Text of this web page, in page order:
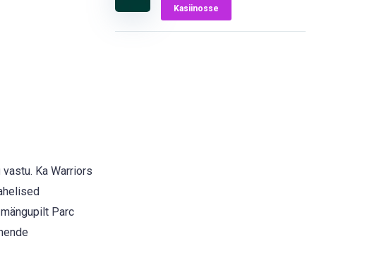
Ka Warriors
Parc
Kasiinosse